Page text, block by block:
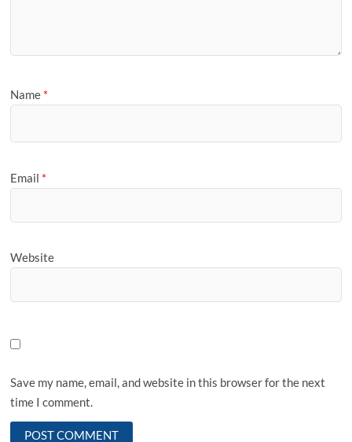
Name *
Email *
Website
Save my name, email, and website in this browser for the next
time I comment.